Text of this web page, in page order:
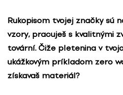
Rukopisom tvojej značky sú
vzory, pracuješ s kvalitnými
tovární. Čiže pletenina v
ukážkovým príkladom zero
získavaš materiál?